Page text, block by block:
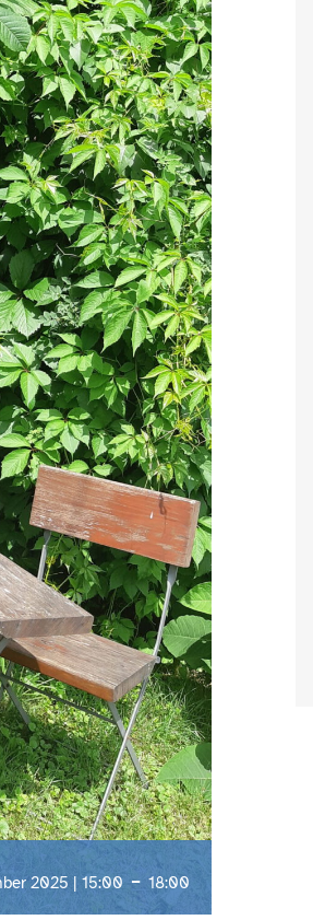
2025 | 15:00 -18:00